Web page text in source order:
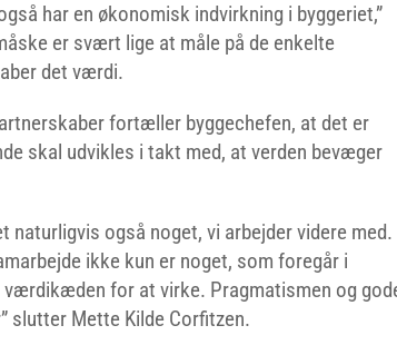
har en økonomisk indvirkning i byggeriet,”
er svært lige at måle på de enkelte
det værdi.
fortæller byggechefen, at det er
skal udvikles i takt med, at verden bevæger
også noget, vi arbejder videre med.
ikke kun er noget, som foregår i
for at virke. Pragmatismen og
slutter Mette Kilde Corfitzen.